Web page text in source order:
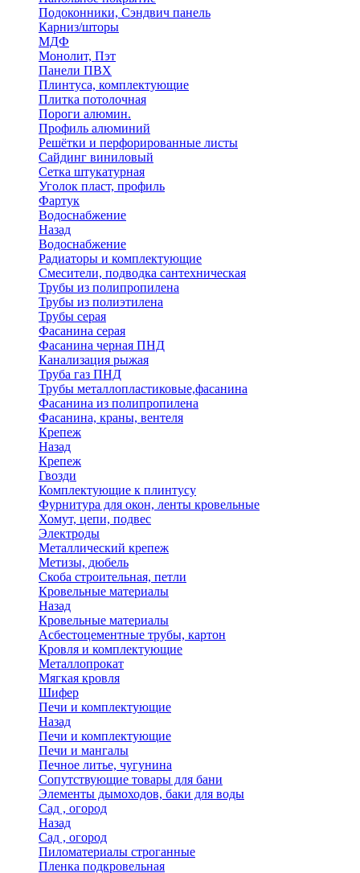
Подоконники, Сэндвич панель
Карниз/шторы
МДФ
Монолит, Пэт
Панели ПВХ
Плинтуса, комплектующие
Плитка потолочная
Пороги алюмин.
Профиль алюминий
Решётки и перфорированные листы
Сайдинг виниловый
Сетка штукатурная
Уголок пласт, профиль
Фартук
Водоснабжение
Назад
Водоснабжение
Радиаторы и комплектующие
Смесители, подводка сантехническая
Трубы из полипропилена
Трубы из полиэтилена
Трубы серая
Фасанина серая
Фасанина черная ПНД
Канализация рыжая
Труба газ ПНД
Трубы металлопластиковые,фасанина
Фасанина из полипропилена
Фасанина, краны, вентеля
Крепеж
Назад
Крепеж
Гвозди
Комплектующие к плинтусу
Фурнитура для окон, ленты кровельные
Хомут, цепи, подвес
Электроды
Металлический крепеж
Метизы, дюбель
Скоба строительная, петли
Кровельные материалы
Назад
Кровельные материалы
Асбестоцементные трубы, картон
Кровля и комплектующие
Металлопрокат
Мягкая кровля
Шифер
Печи и комплектующие
Назад
Печи и комплектующие
Печи и мангалы
Печное литье, чугунина
Сопутствующие товары для бани
Элементы дымоходов, баки для воды
Сад , огород
Назад
Сад , огород
Пиломатериалы строганные
Пленка подкровельная